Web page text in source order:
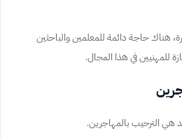
حاجة دائمة للمعلمين والباحثين
للمهنيين في هذا المجال.
هي الترحيب بالمهاجرين.